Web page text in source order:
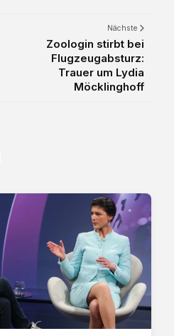
Nächste
Zoologin stirbt bei
Flugzeugabsturz:
Trauer um Lydia
Möcklinghoff